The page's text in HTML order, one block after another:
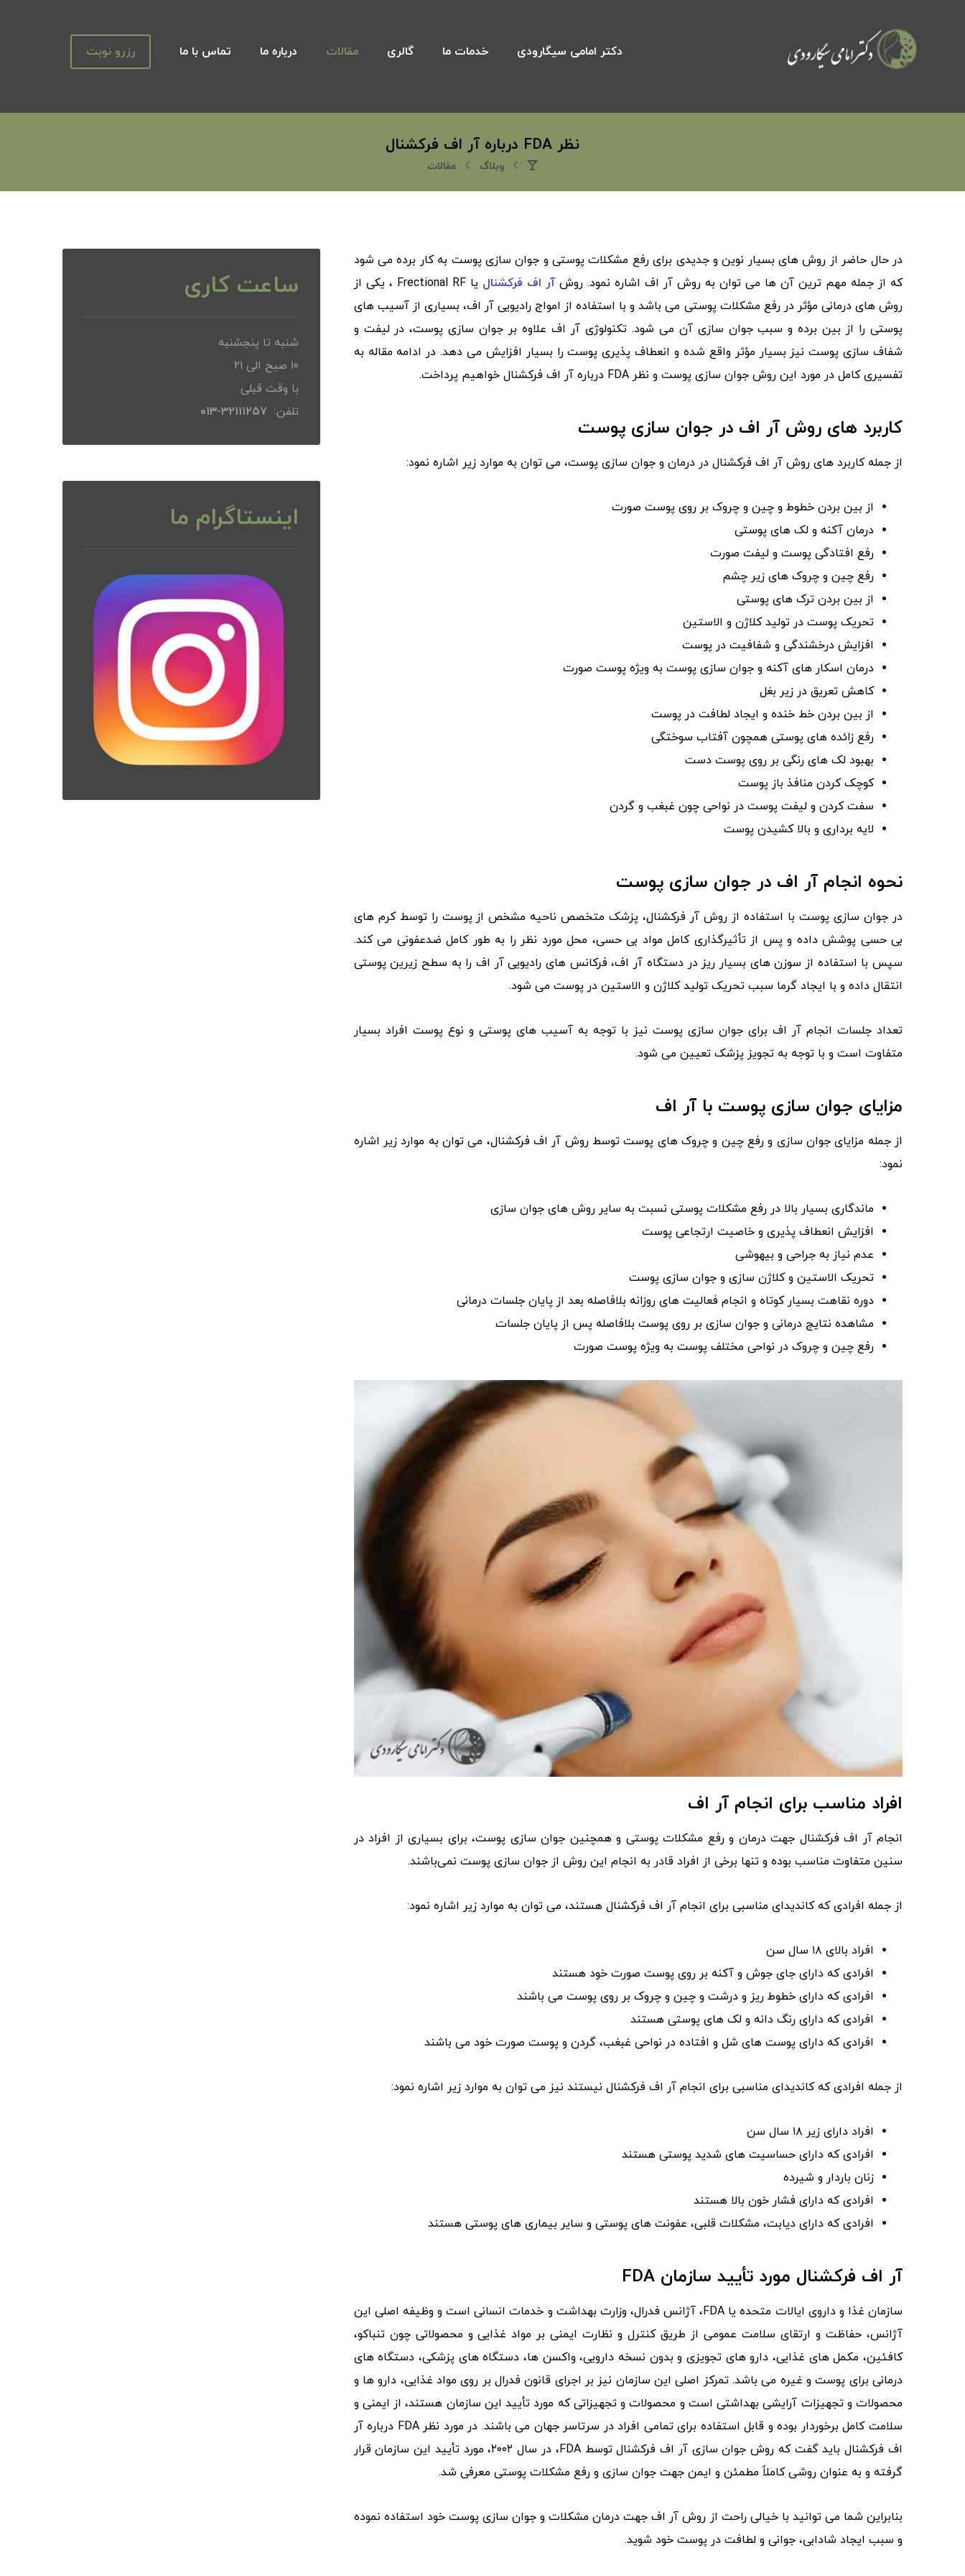
رزرو نوبت دکتر امامی سیگارودی خدمات ما گالری مقالات درباره ما تماس با ما
نظر FDA درباره آر اف فرکشنال
وبلاگ مقالات
در حال‌ حاضر از روش‌ های بسیار نوین و جدیدی برای رفع مشکلات پوستی و جوان‌ سازی پوست به‌ کار برده می‌ شود
که از جمله مهم‌ ترین آن‌ ها می‌ توان به روش آر اف اشاره نمود. روشآر اف فرکشنال
یا Frectional RF ، یکی از
روش‌ های درمانی مؤثر در رفع مشکلات پوستی می‌ باشد و با استفاده از امواج رادیویی آر اف، بسیاری از آسیب‌ های
پوستی را از بین برده و سبب جوان‌ سازی آن می‌ شود. تکنولوژی آر اف علاوه‌ بر جوان‌ سازی پوست، در لیفت و
شفاف‌ سازی پوست نیز بسیار مؤثر واقع شده و انعطاف‌ پذیری پوست را بسیار افزایش می‌ دهد. در ادامه مقاله به
تفسیری کامل در مورد این روش جوان سازی پوست و نظر FDA درباره آر اف فرکشنال خواهیم پرداخت.
کاربرد های روش آر اف در جوان‌ سازی پوست
از جمله کاربرد های روش آر اف فرکشنال در درمان و جوان‌ سازی پوست، می‌ توان به موارد زیر اشاره نمود:
از بین بردن خطوط و چین‌ و چروک بر روی پوست صورت
درمان آکنه و لک های پوستی
رفع افتادگی پوست و لیفت صورت
رفع چین‌ و چروک‌ های زیر چشم
از بین بردن ترک های پوستی
تحریک پوست در تولید کلاژن و الاستین
افزایش درخشندگی و شفافیت در پوست
درمان اسکار های آکنه و جوان‌ سازی پوست به‌ ویژه پوست صورت
کاهش تعریق در زیر بغل
از بین بردن خط خنده و ایجاد لطافت در پوست
رفع زائده‌ های پوستی همچون آفتاب‌ سوختگی
بهبود لک های رنگی بر روی پوست دست
کوچک کردن منافذ باز پوست
سفت کردن و لیفت پوست در نواحی چون غبغب و گردن
لایه‌ برداری و بالا کشیدن پوست
نحوه انجام آر اف در جوان‌ سازی پوست
در جوان‌ سازی پوست با استفاده از روش آر فرکشنال، پزشک متخصص ناحیه مشخص از پوست را توسط کرم‌ های
بی‌ حسی پوشش داده و پس‌ از تأثیرگذاری کامل مواد بی‌ حسی، محل مورد نظر را به‌ طور کامل ضدعفونی می‌ کند.
سپس با استفاده از سوزن‌ های بسیار ریز در دستگاه آر اف، فرکانس‌ های رادیویی آر اف را به سطح زیرین پوستی
انتقال داده و با ایجاد گرما سبب تحریک تولید کلاژن و الاستین در پوست می‌ شود.
تعداد جلسات انجام آر اف برای جوان‌ سازی پوست نیز با توجه به آسیب‌ های پوستی و نوع پوست افراد بسیار
متفاوت است و با توجه به تجویز پزشک تعیین می‌ شود.
مزایای جوان‌ سازی پوست با آر اف
از جمله مزایای جوان‌ سازی و رفع چین‌ و چروک های پوست توسط روش آر اف فرکشنال، می‌ توان به موارد زیر اشاره
نمود:
ماندگاری بسیار بالا در رفع مشکلات پوستی نسبت‌ به سایر روش‌ های جوان‌ سازی
افزایش انعطاف‌ پذیری و خاصیت ارتجاعی پوست
عدم نیاز به جراحی و بیهوشی
تحریک الاستین و کلاژن سازی و جوان‌ سازی پوست
دوره نقاهت بسیار کوتاه و انجام فعالیت‌ های روزانه بلافاصله بعد از پایان جلسات درمانی
مشاهده نتایج درمانی و جوان‌ سازی بر روی پوست بلافاصله پس‌ از پایان جلسات
رفع چین‌ و چروک در نواحی مختلف پوست به‌ ویژه پوست صورت
افراد مناسب برای انجام آر اف
انجام آر اف فرکشنال جهت درمان و رفع مشکلات پوستی و همچنین جوان‌ سازی پوست، برای بسیاری از افراد در
سنین متفاوت مناسب بوده و تنها برخی از افراد قادر به انجام این روش از جوان‌ سازی پوست نمی‌باشند.
از جمله افرادی که کاندیدای مناسبی برای انجام آر اف فرکشنال هستند، می‌ توان به موارد زیر اشاره نمود:
افراد بالای ۱۸ سال سن
افرادی که دارای جای جوش و آکنه بر روی پوست صورت خود هستند
افرادی که دارای خطوط ریز و درشت و چین‌ و چروک بر روی پوست می‌ باشند
افرادی که دارای رنگ‌ دانه و لک های پوستی هستند
افرادی که دارای پوست های شل و افتاده در نواحی غبغب، گردن و پوست صورت خود می‌ باشند
از جمله افرادی که کاندیدای مناسبی برای انجام آر اف فرکشنال نیستند نیز می‌ توان به موارد زیر اشاره نمود:
افراد دارای زیر ۱۸ سال سن
افرادی که دارای حساسیت‌ های شدید پوستی هستند
زنان باردار و شیرده
افرادی که دارای فشار خون بالا هستند
افرادی که دارای دیابت، مشکلات قلبی، عفونت‌ های پوستی و سایر بیماری‌ های پوستی هستند
آر اف فرکشنال مورد تأیید سازمان FDA
سازمان غذا و داروی ایالات‌ متحده یا FDA، آژانس فدرال، وزارت بهداشت و خدمات انسانی است و وظیفه اصلی این
آژانس، حفاظت و ارتقای سلامت عمومی از طریق کنترل و نظارت ایمنی بر مواد غذایی و محصولاتی چون تنباکو،
کافئین، مکمل‌ های غذایی، دارو های تجویزی و بدون نسخه دارویی، واکسن ها، دستگاه‌ های پزشکی، دستگاه‌ های
درمانی برای پوست و غیره می‌ باشد. تمرکز اصلی این سازمان نیز بر اجرای قانون فدرال بر روی مواد غذایی، دارو ها و
محصولات و تجهیزات آرایشی بهداشتی است و محصولات و تجهیزاتی که مورد تأیید این سازمان هستند، از ایمنی و
سلامت کامل برخوردار بوده و قابل‌ استفاده برای تمامی افراد در سرتاسر جهان می‌ باشند. در مورد نظر FDA درباره آر
اف فرکشنال باید گفت که روش جوان‌ سازی آر اف فرکشنال توسط FDA، در سال ۲۰۰۲، مورد تأیید این سازمان قرار
گرفته و به‌ عنوان روشی کاملاً مطمئن و ایمن جهت جوان‌ سازی و رفع مشکلات پوستی معرفی شد.
بنابراین شما می‌ توانید با خیالی راحت از روش آر اف جهت درمان مشکلات و جوان‌ سازی پوست خود استفاده نموده
و سبب ایجاد شادابی، جوانی و لطافت در پوست خود شوید.
ساعت کاری
شنبه تا پنجشنبه
۱۰ صبح الی ۲۱
با وقت قبلی
تلفن:۳۲۱۱۱۲۵۷-۰۱۳
اینستاگرام ما